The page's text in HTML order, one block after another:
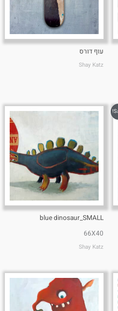
עוף דורס
Shay Katz
blue dinosaur_SMALL
66X40
Shay Katz